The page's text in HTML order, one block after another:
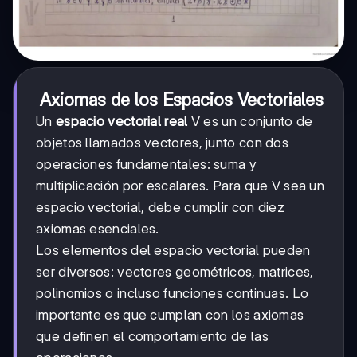
Axiomas de los Espacios Vectoriales
Un espacio vectorial real V es un conjunto de
objetos llamados vectores, junto con dos
operaciones fundamentales: suma y
multiplicación por escalares. Para que V sea un
espacio vectorial, debe cumplir con diez
axiomas esenciales.
Los elementos del espacio vectorial pueden
ser diversos: vectores geométricos, matrices,
polinomios o incluso funciones continuas. Lo
importante es que cumplan con los axiomas
que definen el comportamiento de las